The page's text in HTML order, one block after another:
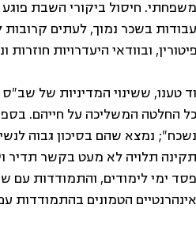
חיסול ביקורי השבת
בשכר נמוך, לעתים
ובוודאי היעדרויות חוזרות
טענו, ששינוי המדיניות של
החלטה המשליכה על חייהם.
נמצא שהם בסיכון גבוה
תלויה לא מעט בקשר תדיר
ימי לימודים, והתמודדות עם
הטמונים בהתמודדות